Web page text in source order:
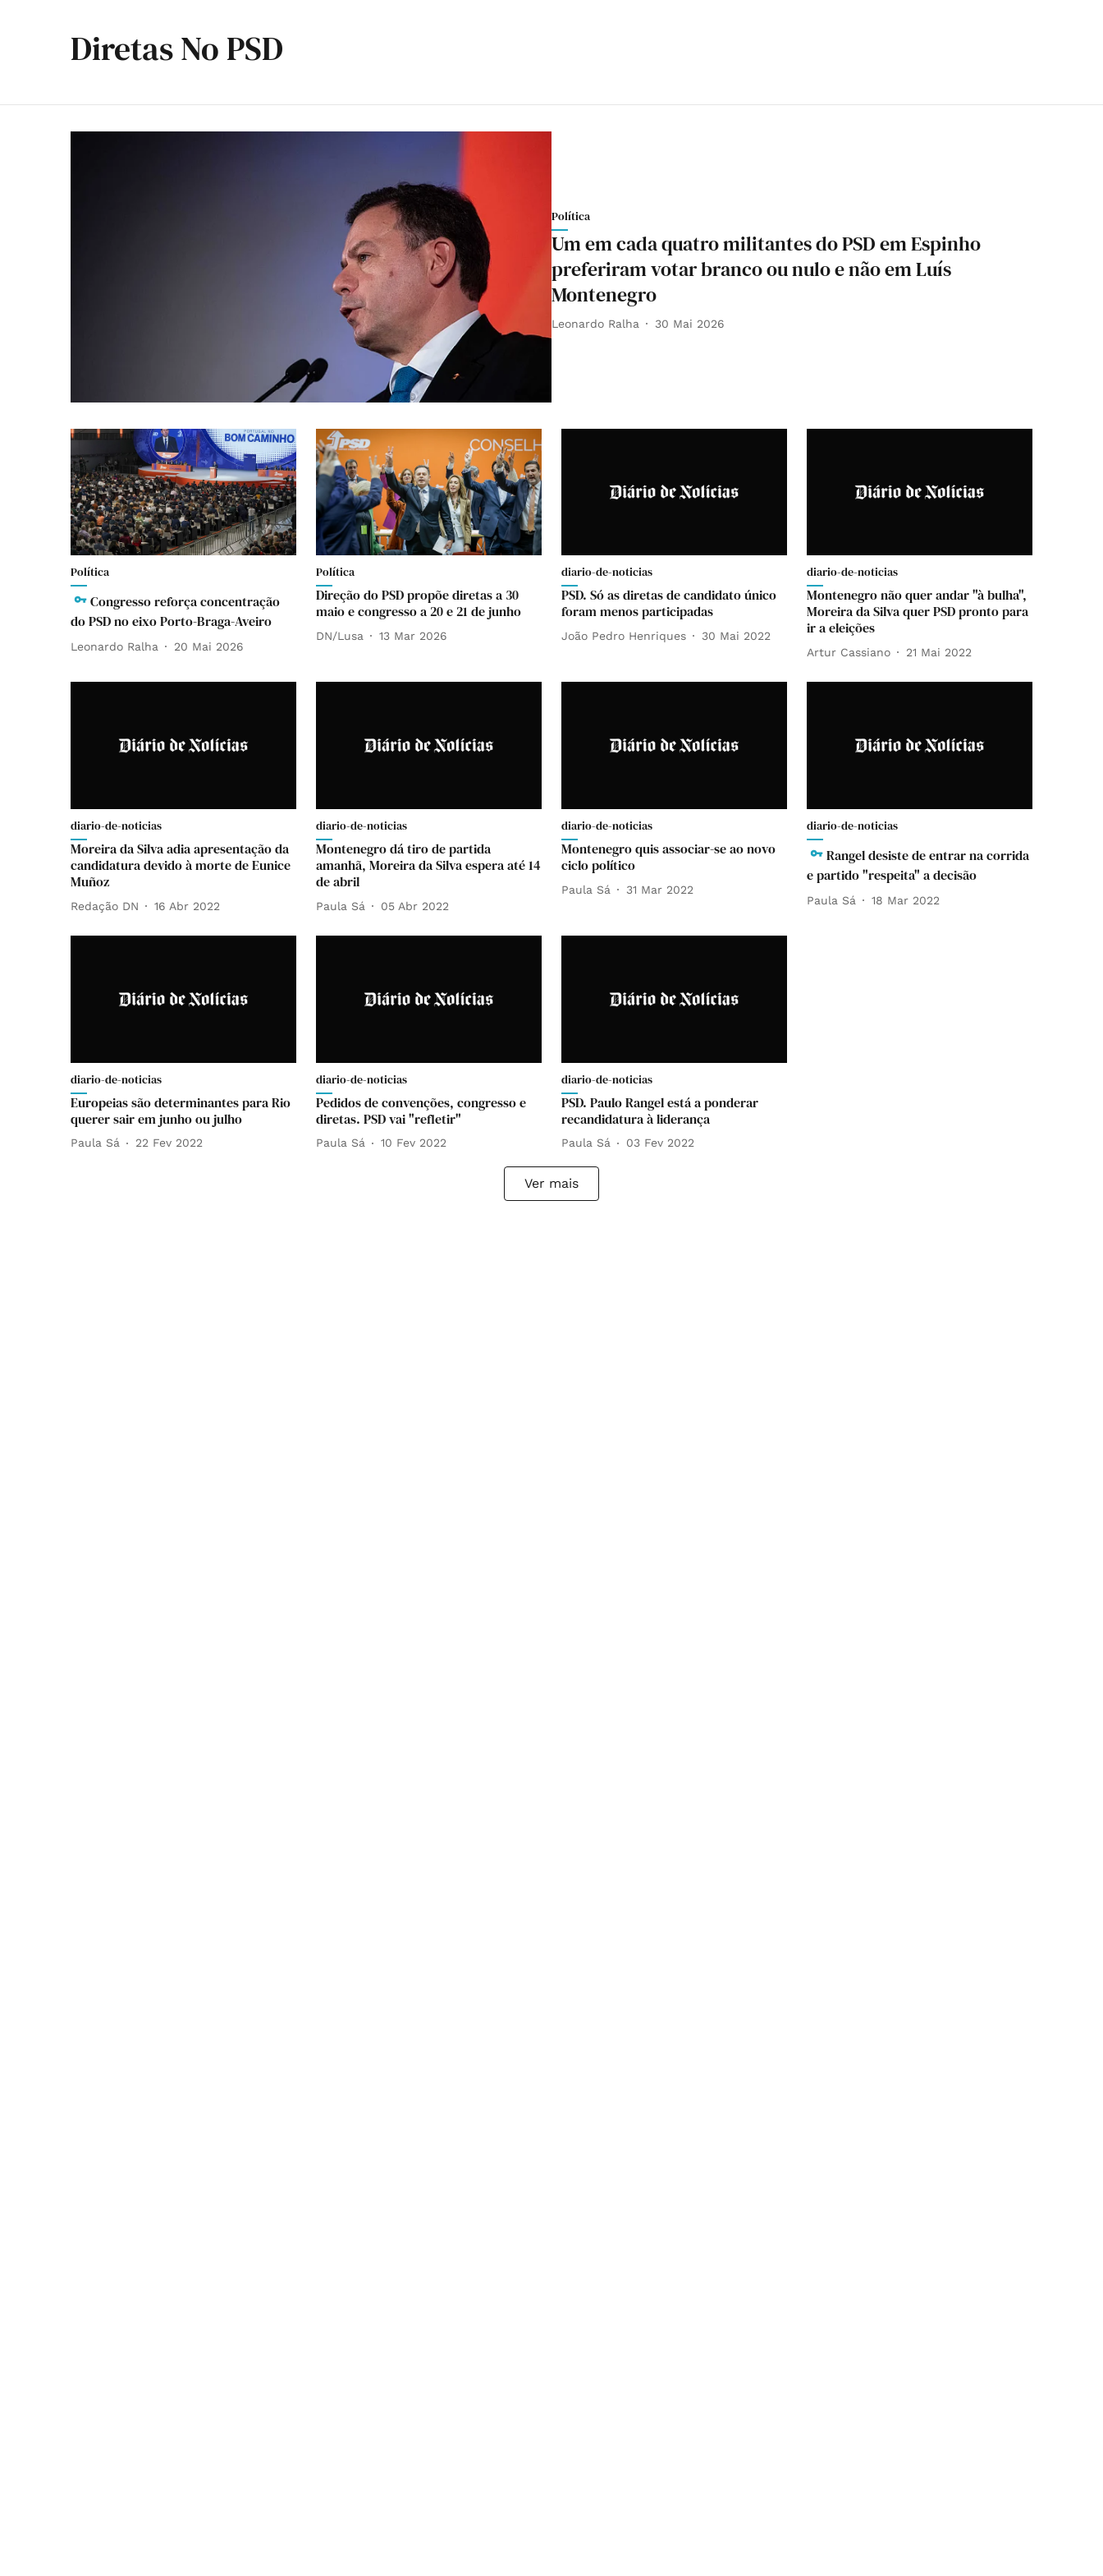
Diretas No PSD
Política
Um em cada quatro militantes do PSD em Espinho
preferiram votar branco ou nulo e não em Luís
Montenegro
Leonardo Ralha 30 Mai 2026
Política
Congresso reforça concentração
do PSD no eixo Porto-Braga-Aveiro
Leonardo Ralha 20 Mai 2026
Política
Direção do PSD propõe diretas a 30
maio e congresso a 20 e 21 de junho
DN/Lusa 13 Mar 2026
diario-de-noticias
PSD. Só as diretas de candidato único
foram menos participadas
João Pedro Henriques 30 Mai 2022
diario-de-noticias
Montenegro não quer andar "à bulha",
Moreira da Silva quer PSD pronto para
ir a eleições
Artur Cassiano 21 Mai 2022
diario-de-noticias
Moreira da Silva adia apresentação da
candidatura devido à morte de Eunice
Muñoz
Redação DN 16 Abr 2022
diario-de-noticias
Montenegro dá tiro de partida
amanhã, Moreira da Silva espera até 14
de abril
Paula Sá 05 Abr 2022
diario-de-noticias
Montenegro quis associar-se ao novo
ciclo político
Paula Sá 31 Mar 2022
diario-de-noticias
Rangel desiste de entrar na corrida
e partido "respeita" a decisão
Paula Sá 18 Mar 2022
diario-de-noticias
Europeias são determinantes para Rio
querer sair em junho ou julho
Paula Sá 22 Fev 2022
diario-de-noticias
Pedidos de convenções, congresso e
diretas. PSD vai "refletir"
Paula Sá 10 Fev 2022
diario-de-noticias
PSD. Paulo Rangel está a ponderar
recandidatura à liderança
Paula Sá 03 Fev 2022
Ver mais